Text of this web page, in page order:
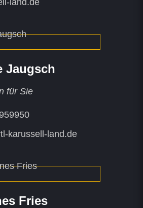
Jaugsch
für Sie
karussell-land.de
Fries